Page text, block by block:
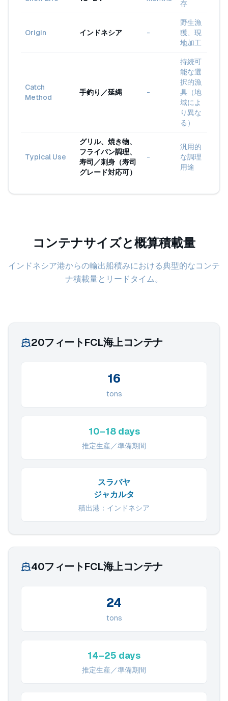
存
Origin インドネシア -
野生漁
獲、現
地加工
Catch
Method
手釣り／延縄 -
持続可
能な選
択的漁
具（地
域によ
り異な
る）
Typical Use
グリル、焼き物、
フライパン調理、
寿司／刺身（寿司
グレード対応可）
-
汎用的
な調理
用途
コンテナサイズと概算積載量
インドネシア港からの輸出船積みにおける典型的なコンテ
ナ積載量とリードタイム。
20フィートFCL海上コンテナ
16
tons
10–18 days
推定生産／準備期間
スラバヤ
ジャカルタ
積出港：インドネシア
40フィートFCL海上コンテナ
24
tons
14–25 days
推定生産／準備期間